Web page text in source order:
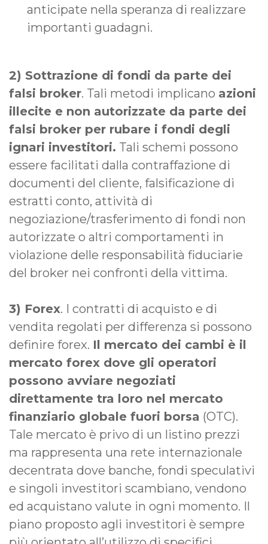
anticipate nella speranza di realizzare
importanti guadagni.
2) Sottrazione di fondi da parte dei
falsi broker. Tali metodi implicano azioni
illecite e non autorizzate da parte dei
falsi broker per rubare i fondi degli
ignari investitori. Tali schemi possono
essere facilitati dalla contraffazione di
documenti del cliente, falsificazione di
estratti conto, attività di
negoziazione/trasferimento di fondi non
autorizzate o altri comportamenti in
violazione delle responsabilità fiduciarie
del broker nei confronti della vittima.
3) Forex. I contratti di acquisto e di
vendita regolati per differenza si possono
definire forex. Il mercato dei cambi è il
mercato forex dove gli operatori
possono avviare negoziati
direttamente tra loro nel mercato
finanziario globale fuori borsa (OTC).
Tale mercato è privo di un listino prezzi
ma rappresenta una rete internazionale
decentrata dove banche, fondi speculativi
e singoli investitori scambiano, vendono
ed acquistano valute in ogni momento. Il
piano proposto agli investitori è sempre